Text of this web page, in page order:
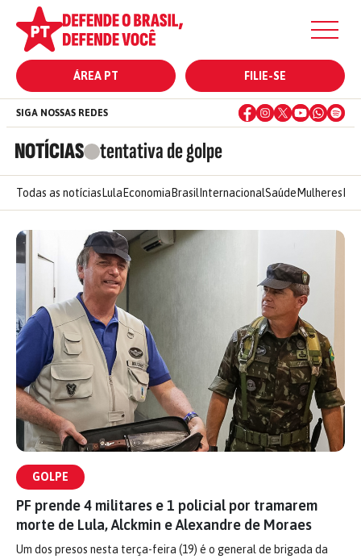
ÁREA PT FILIE-SE
NOTÍCIAS tentativa de golpe
SIGA NOSSAS REDES
Todas as notícias Lula Economia Brasil InternacionalSaúde Mulheres
GOLPE
PF prende 4 militares e 1 policial por tramarem
morte de Lula, Alckmin e Alexandre de Moraes
Um dos presos nesta terça-feira (19) é o general de brigada da